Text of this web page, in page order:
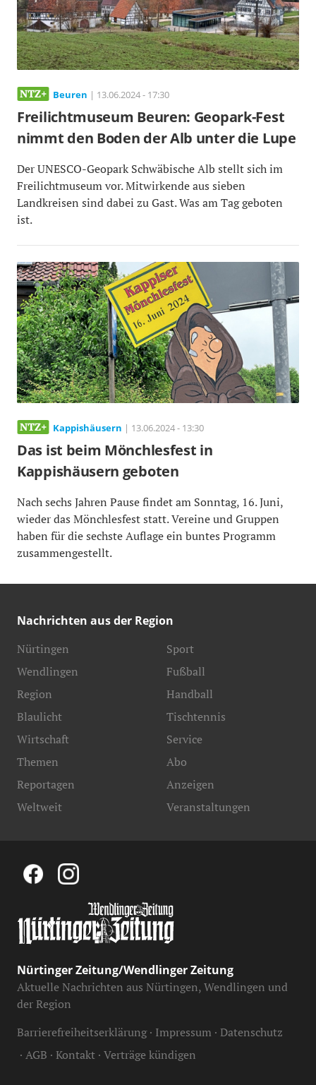
Beuren | 13.06.2024 - 17:30
Freilichtmuseum Beuren: Geopark-Fest
nimmt den Boden der Alb unter die Lupe
Der UNESCO-Geopark Schwäbische Alb stellt sich im
Freilichtmuseum vor. Mitwirkende aus sieben
Landkreisen sind dabei zu Gast. Was am Tag geboten
ist.
Kappishäusern | 13.06.2024 - 13:30
Das ist beim Mönchlesfest in
Kappishäusern geboten
Nach sechs Jahren Pause findet am Sonntag, 16. Juni,
wieder das Mönchlesfest statt. Vereine und Gruppen
haben für die sechste Auflage ein buntes Programm
zusammengestellt.
Nachrichten aus der Region
Nürtingen
Wendlingen
Region
Blaulicht
Sport
Fußball
Handball
Tischtennis
Wirtschaft
Themen
Reportagen
Weltweit
Service
Abo
Anzeigen
Veranstaltungen
Nürtinger Zeitung/Wendlinger Zeitung
Aktuelle Nachrichten aus Nürtingen, Wendlingen und
der Region
Barrierefreiheitserklärung Impressum Datenschutz
AGB Kontakt Verträge kündigen